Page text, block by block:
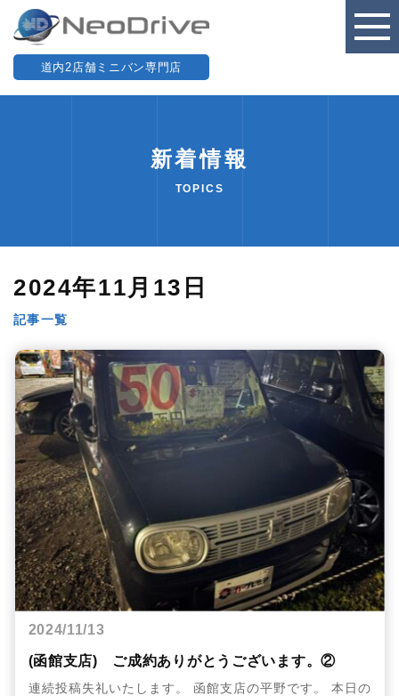
道内2店舗ミニバン専門店
新着情報
TOPICS
2024年11月13日
記事一覧
2024/11/13
(函館支店) ご成約ありがとうございます。②
連続投稿失礼いたします。 函館支店の平野です。 本日の